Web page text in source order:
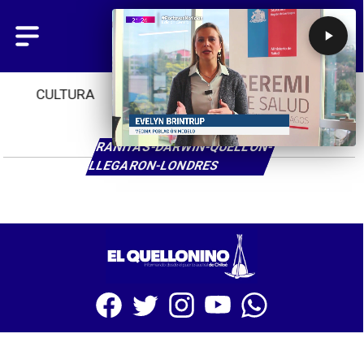
CULTURA TENDENCIAS INICIO
RANITAS-DARWIN-QUELLÓN-
LLEGARON-LONDRES